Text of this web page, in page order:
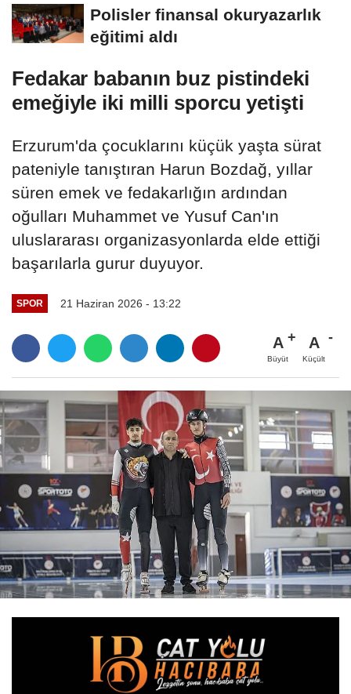
Polisler finansal okuryazarlık
eğitimi aldı
Fedakar babanın buz pistindeki
emeğiyle iki milli sporcu yetişti
Erzurum'da çocuklarını küçük yaşta sürat
pateniyle tanıştıran Harun Bozdağ, yıllar
süren emek ve fedakarlığın ardından
oğulları Muhammet ve Yusuf Can'ın
uluslararası organizasyonlarda elde ettiği
başarılarla gurur duyuyor.
SPOR 21 Haziran 2026 - 13:22
A
Büyüt
A
Küçült